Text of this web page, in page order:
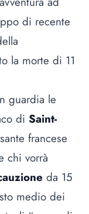
di recente
la morte di 11
guardia le
di Saint-
francese
chi vorrà
da 15
medio dei